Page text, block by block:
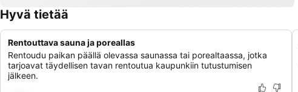
Hyvä tietää
Rentouttava sauna ja poreallas
Rentoudu paikan päällä olevassa saunassa tai porealtaassa, jotka
tarjoavat täydellisen tavan rentoutua kaupunkiin tutustumisen
jälkeen.